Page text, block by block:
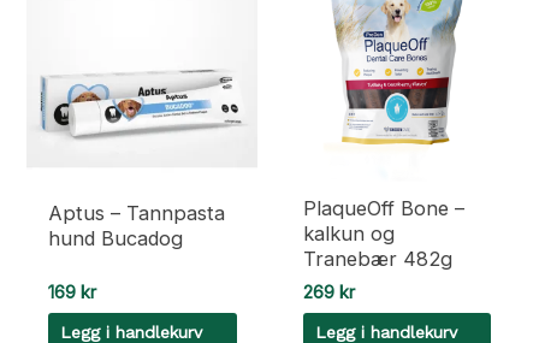
Aptus – Tannpasta
hund Bucadog
169 kr
Legg i handlekurv
PlaqueOff Bone –
kalkun og
Tranebær 482g
269 kr
Legg i handlekurv